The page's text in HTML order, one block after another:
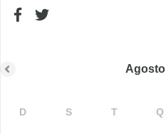
Agosto
D S T Q